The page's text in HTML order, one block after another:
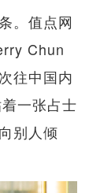
。值点网
Chun
往中国内
一张占士
别人倾